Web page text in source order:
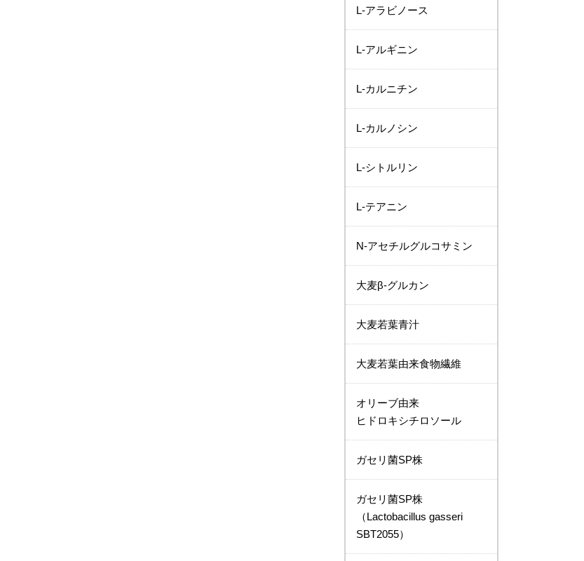
L-アラビノース
L-アルギニン
L-カルニチン
L-カルノシン
L-シトルリン
L-テアニン
N-アセチルグルコサミン
大麦β-グルカン
大麦若葉青汁
大麦若葉由来食物繊維
オリーブ由来
ヒドロキシチロソール
ガセリ菌SP株
ガセリ菌SP株
（Lactobacillus gasseri
SBT2055）